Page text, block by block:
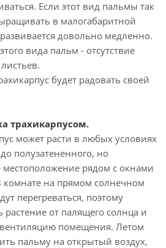
Если этот вид пальмы так
в малогабаритной
довольно медленно.
вида пальм - отсутствие
будет радовать своей
трахикарпусом.
может расти в любых условиях
полузатененного, но
местоположение рядом с окнами
на прямом солнечном
перегреваться, поэтому
от палящего солнца и
помещения. Летом
пальму на открытый воздух,